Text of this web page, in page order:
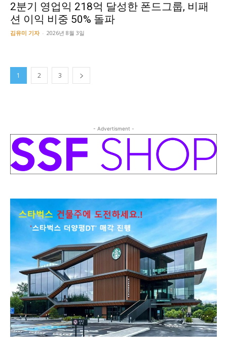
2분기 영업익 218억 달성한 폰드그룹, 비패
션 이익 비중 50% 돌파
김유미 기자 - 2026년 8월 3일
1 2 3
- Advertisment -